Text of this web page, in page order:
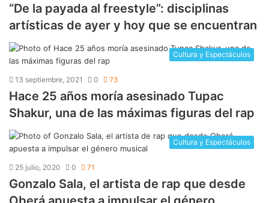
“De la payada al freestyle”: disciplinas
artísticas de ayer y hoy que se encuentran
Cultura y Espectáculos
13 septiembre, 2021 0 73
Hace 25 años moría asesinado Tupac
Shakur, una de las máximas figuras del rap
Cultura y Espectáculos
25 julio, 2020 0 71
Gonzalo Sala, el artista de rap que desde